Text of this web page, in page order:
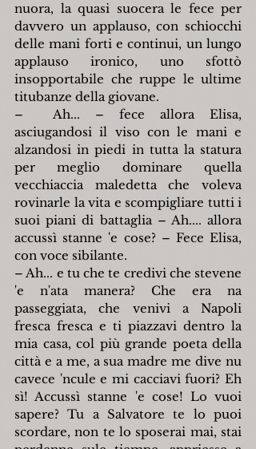
nuora, la quasi suocera le fece per
davvero un applauso, con schiocchi
delle mani forti e continui, un lungo
applauso ironico, uno sfottò
insopportabile che ruppe le ultime
titubanze della giovane.
–  Ah... – fece allora Elisa,
asciugandosi il viso con le mani e
alzandosi in piedi in tutta la statura
per meglio dominare quella
vecchiaccia maledetta che voleva
rovinarle la vita e scompigliare tutti i
suoi piani di battaglia – Ah.... allora
accussì stanne 'e cose? – Fece Elisa,
con voce sibilante.
– Ah... e tu che te credivi che stevene
'e n'ata manera? Che era na
passeggiata, che venivi a Napoli
fresca fresca e ti piazzavi dentro la
mia casa, col più grande poeta della
città e a me, a sua madre me dive nu
cavece 'ncule e mi cacciavi fuori? Eh
sì! Accussì stanne 'e cose! Lo vuoi
sapere? Tu a Salvatore te lo puoi
scordare, non te lo sposerai mai, stai